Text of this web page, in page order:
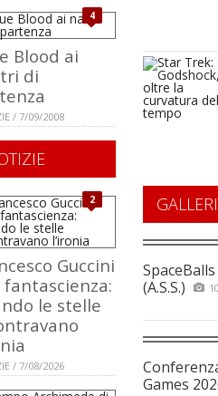
4
Blood ai
di
/ 7/09/2008
2
Guccini
fantascienza:
le stelle
/ 7/08/2026
(A.S.S.)
Games